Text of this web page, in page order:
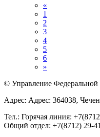
«
1
2
3
4
5
6
»
© Управление Федеральной
Адрес: Адрес: 364038,
Тел.: Горячая линия:
Общий отдел: +7(8712) 29-